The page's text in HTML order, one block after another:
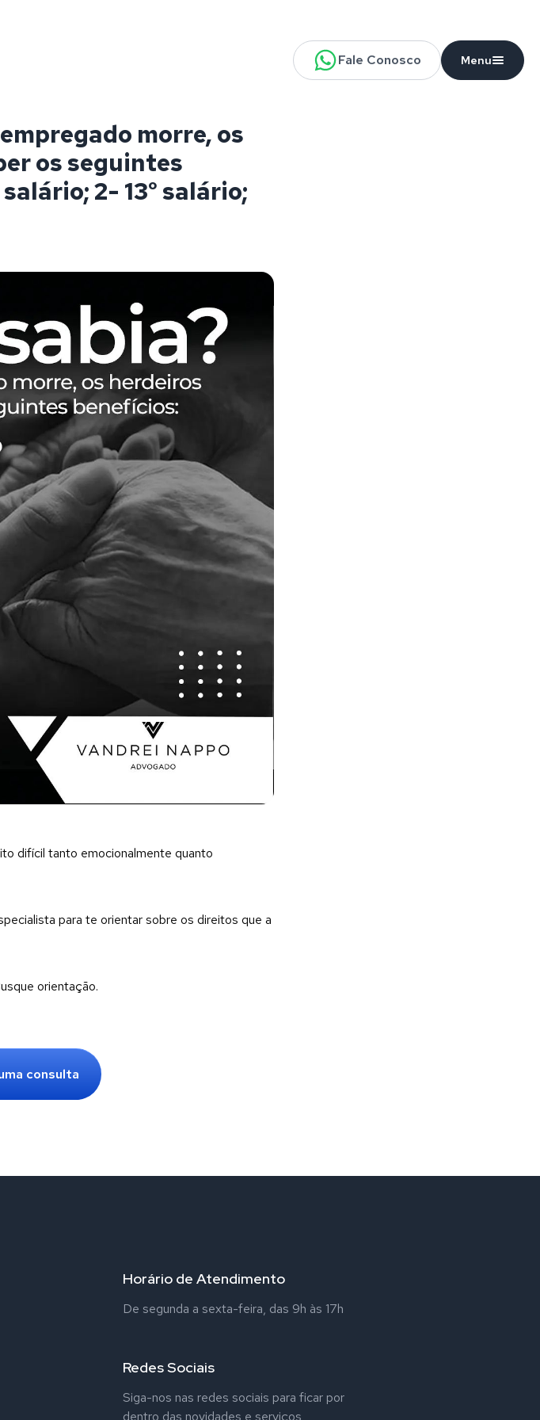
Fale Conosco
Menu
morre, os
os seguintes
2- 13° salário;
difícil tanto emocionalmente quanto
para te orientar sobre os direitos que a
orientação.
consulta
Horário de Atendimento
De segunda a sexta-feira, das 9h às 17h
Redes Sociais
Siga-nos nas redes sociais para ficar por
dentro das novidades e serviços